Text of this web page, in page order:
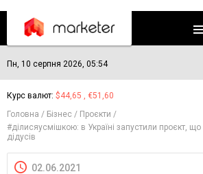
Пн, 10 серпня 2026, 05:54
Курс валют: $44,65 , €51,60
Головна
Бізнес
Проєкти
#ділисяусмішкою: в Україні запустили проєкт, що
дідусів
02.06.2021